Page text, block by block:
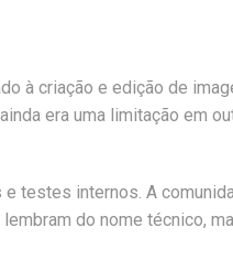
à criação e edição de
era uma limitação em
testes internos. A
do nome técnico,